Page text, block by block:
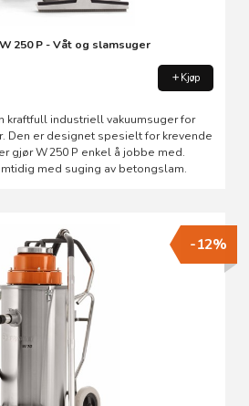
250 P - Våt og slamsuger
Kjøp
kraftfull industriell vakuumsuger for
Den er designet spesielt for krevende
gjør W 250 P enkel å jobbe med.
med suging av betongslam.
-12%